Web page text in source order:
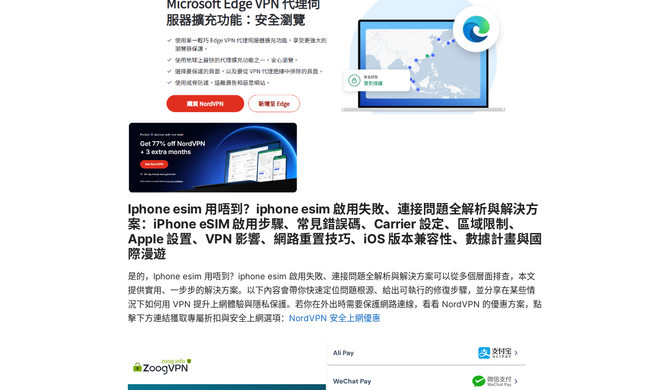
Iphone esim 用唔到？iphone esim 啟用失敗、連接問題全解析與解決方
案：iPhone eSIM 啟用步驟、常見錯誤碼、Carrier 設定、區域限制、
Apple 設置、VPN 影響、網路重置技巧、iOS 版本兼容性、數據計畫與國
際漫遊
是的，Iphone esim 用唔到？iphone esim 啟用失敗、連接問題全解析與解決方案可以從多個層面排查，本文
提供實用、一步步的解決方案。以下內容會帶你快速定位問題根源、給出可執行的修復步驟，並分享在某些情
況下如何用 VPN 提升上網體驗與隱私保護。若你在外出時需要保護網路連線，看看 NordVPN 的優惠方案，點
擊下方連結獲取專屬折扣與安全上網選項： NordVPN 安全上網優惠